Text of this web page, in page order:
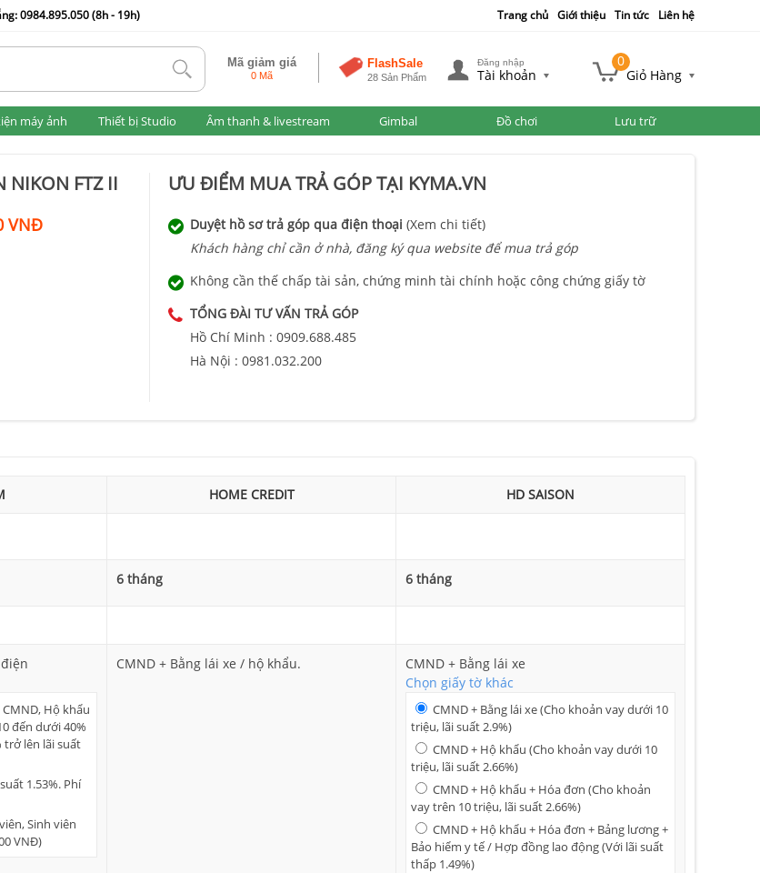
0984.895.050 (8h - 19h) Trang chủ Giới thiệu Tin tức Liên hệ
tlk Mã giảm giá
0 Mã
FlashSale
28 Sản Phẩm
Đăng nhập
Tài khoản
0
Giỏ Hàng
máy ảnh Thiết bị Studio Âm thanh & livestream Gimbal Đồ chơi Lưu trữ
NIKON FTZ II
VNĐ
ƯU ĐIỂM MUA TRẢ GÓP TẠI KYMA.VN
Duyệt hồ sơ trả góp qua điện thoại (Xem chi tiết)
Khách hàng chỉ cần ở nhà, đăng ký qua website để mua trả góp
Không cần thế chấp tài sản, chứng minh tài chính hoặc công chứng giấy tờ
TỔNG ĐÀI TƯ VẤN TRẢ GÓP
Hồ Chí Minh : 0909.688.485
Hà Nội : 0981.032.200
HOME CREDIT HD SAISON
6 tháng 6 tháng
Hộ khẩu
đến dưới 40%
trở lên lãi suất
1.53%. Phí
Sinh viên
VNĐ)
CMND + Bằng lái xe / hộ khẩu.
CMND + Bằng lái xe
Chọn giấy tờ khác
CMND + Bằng lái xe (Cho khoản vay dưới 10
triệu, lãi suất 2.9%)
CMND + Hộ khẩu (Cho khoản vay dưới 10
triệu, lãi suất 2.66%)
CMND + Hộ khẩu + Hóa đơn (Cho khoản
vay trên 10 triệu, lãi suất 2.66%)
CMND + Hộ khẩu + Hóa đơn + Bảng lương +
Bảo hiểm y tế / Hợp đồng lao động (Với lãi suất
thấp 1.49%)